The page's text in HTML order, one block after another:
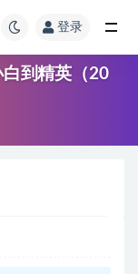
登录
到精英（20